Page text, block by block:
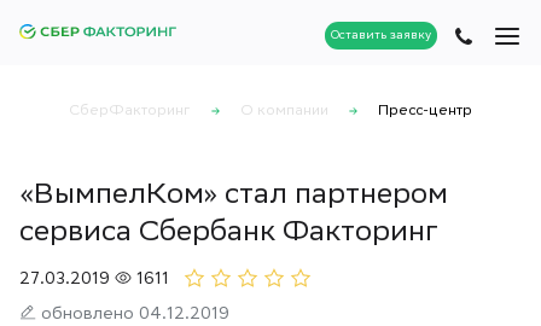
Оставить заявку
СберФакторинг О компании Пресс-центр
«ВымпелКом» стал партнером
сервиса Сбербанк Факторинг
27.03.2019
1611
обновлено 04.12.2019